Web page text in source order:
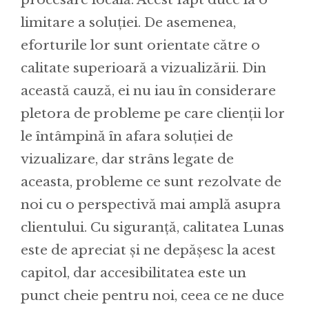
limitare a soluției. De asemenea,
eforturile lor sunt orientate către o
calitate superioară a vizualizării. Din
această cauză, ei nu iau în considerare
pletora de probleme pe care clienții lor
le întâmpină în afara soluției de
vizualizare, dar strâns legate de
aceasta, probleme ce sunt rezolvate de
noi cu o perspectivă mai amplă asupra
clientului. Cu siguranță, calitatea Lunas
este de apreciat și ne depășesc la acest
capitol, dar accesibilitatea este un
punct cheie pentru noi, ceea ce ne duce